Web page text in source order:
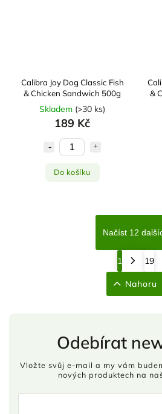
Calibra Joy Dog Classic Fish
& Chicken Sandwich 500g
Skladem (>30 ks)
189 Kč
Do košíku
&
Načíst 12
1 19
Nahoru
Odebírat
Vložte svůj e-mail a my vám
nových produktech na